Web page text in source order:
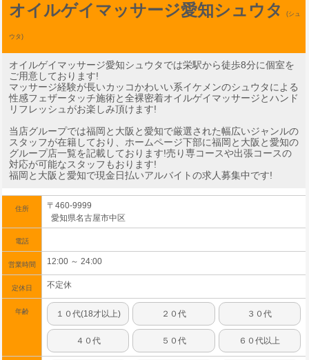
オイルゲイマッサージ愛知シュウタ (シュ
ウタ)
オイルゲイマッサージ愛知シュウタでは栄駅から徒歩8分に個室を
ご用意しております!
マッサージ経験が長いカッコかわいい系イケメンのシュウタによる
性感フェザータッチ施術と全裸密着オイルゲイマッサージとハンド
リフレッシュがお楽しみ頂けます!
当店グループでは福岡と大阪と愛知で厳選された幅広いジャンルの
スタッフが在籍しており、ホームページ下部に福岡と大阪と愛知の
グループ店一覧を記載しております!売り専コースや出張コースの
対応が可能なスタッフもおります!
福岡と大阪と愛知で現金日払いアルバイトの求人募集中です!
住所
〒460-9999
愛知県名古屋市中区
電話
営業時間 12:00 ～ 24:00
定休日 不定休
年齢 １０代(18才以上) ２０代 ３０代
４０代 ５０代 ６０代以上